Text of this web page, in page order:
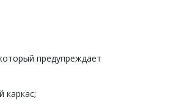
предупреждает
каркас;